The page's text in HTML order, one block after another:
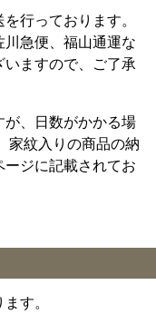
行っております。
急便、福山通運な
いますので、ご了承
が、日数がかかる場
家紋入りの商品の納
ジに記載されてお
す。